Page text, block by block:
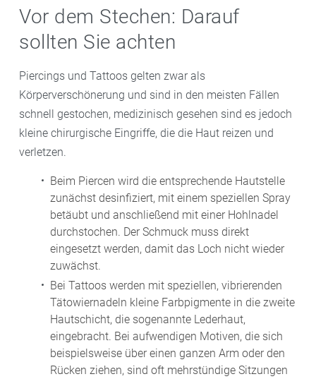
Vor dem Stechen: Darauf
sollten Sie achten
Piercings und Tattoos gelten zwar als
Körperverschönerung und sind in den meisten Fällen
schnell gestochen, medizinisch gesehen sind es jedoch
kleine chirurgische Eingriffe, die die Haut reizen und
verletzen.
Beim Piercen wird die entsprechende Hautstelle
zunächst desinfiziert, mit einem speziellen Spray
betäubt und anschließend mit einer Hohlnadel
durchstochen. Der Schmuck muss direkt
eingesetzt werden, damit das Loch nicht wieder
zuwächst.
Bei Tattoos werden mit speziellen, vibrierenden
Tätowiernadeln kleine Farbpigmente in die zweite
Hautschicht, die sogenannte Lederhaut,
eingebracht. Bei aufwendigen Motiven, die sich
beispielsweise über einen ganzen Arm oder den
Rücken ziehen, sind oft mehrstündige Sitzungen